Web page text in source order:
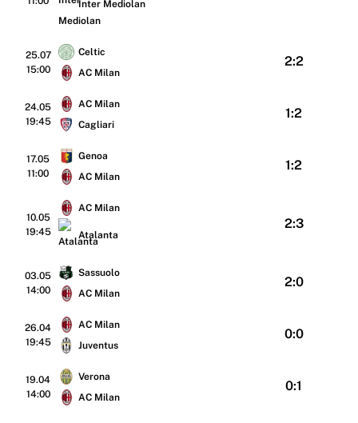
Inter Mediolan
25.07
15:00
Celtic
AC Milan
2:2
24.05
19:45
AC Milan
Cagliari
1:2
17.05
11:00
Genoa
AC Milan
1:2
10.05
19:45
AC Milan
Atalanta
2:3
03.05
14:00
Sassuolo
AC Milan
2:0
26.04
19:45
AC Milan
Juventus
0:0
19.04
14:00
Verona
AC Milan
0:1